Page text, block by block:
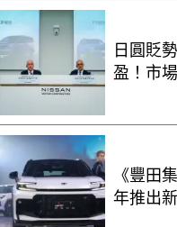
日圓貶
盈！市
《豐田
年推出